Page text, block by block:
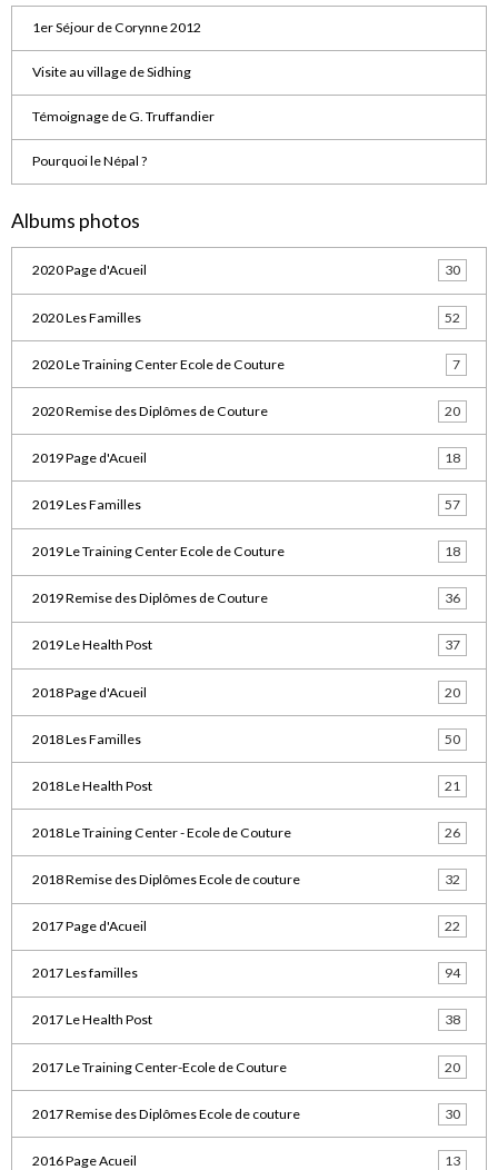
1er Séjour de Corynne 2012
Visite au village de Sidhing
Témoignage de G. Truffandier
Pourquoi le Népal ?
Albums photos
2020 Page d'Acueil 30
2020 Les Familles 52
2020 Le Training Center Ecole de Couture 7
2020 Remise des Diplômes de Couture 20
2019 Page d'Acueil 18
2019 Les Familles 57
2019 Le Training Center Ecole de Couture 18
2019 Remise des Diplômes de Couture 36
2019 Le Health Post 37
2018 Page d'Acueil 20
2018 Les Familles 50
2018 Le Health Post 21
2018 Le Training Center - Ecole de Couture 26
2018 Remise des Diplômes Ecole de couture 32
2017 Page d'Acueil 22
2017 Les familles 94
2017 Le Health Post 38
2017 Le Training Center-Ecole de Couture 20
2017 Remise des Diplômes Ecole de couture 30
2016 Page Acueil 13